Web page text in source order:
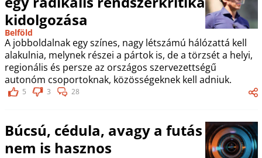
kidolgozása
Belföld
A jobboldalnak egy színes, nagy létszámú hálózattá kell
alakulnia, melynek részei a pártok is, de a törzsét a helyi,
regionális és persze az országos szervezettségű
autonóm csoportoknak, közösségeknek kell adniuk.
5 3 28
Búcsú, cédula, avagy a futás
nem is hasznos